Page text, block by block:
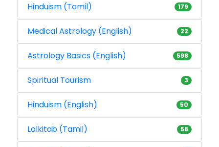
Hinduism (Tamil) 179
Medical Astrology (English) 22
Astrology Basics (English) 598
Spiritual Tourism 3
Hinduism (English) 50
Lalkitab (Tamil) 58